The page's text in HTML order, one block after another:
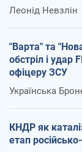
Леонід Невзлін
"Варта" та
обстріл і удар
офіцеру ЗСУ
Українська
КНДР як
етап